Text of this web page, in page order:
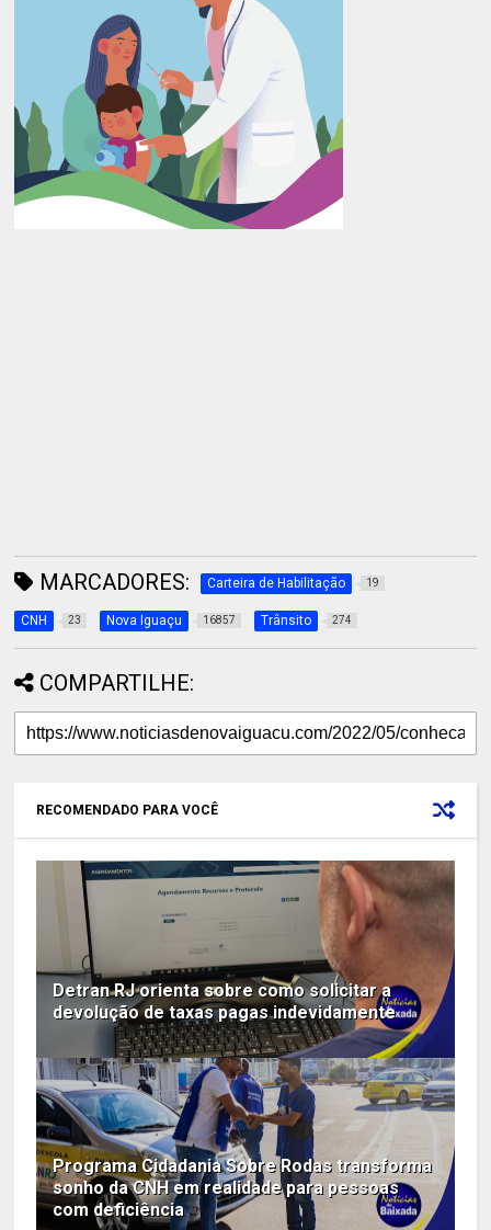
MARCADORES: Carteira de Habilitação 19
CNH 23 Nova Iguaçu 16857 Trânsito 274
COMPARTILHE:
RECOMENDADO PARA VOCÊ
Detran RJ orienta sobre como solicitar a
devolução de taxas pagas indevidamente
Programa Cidadania Sobre Rodas transforma
sonho da CNH em realidade para pessoas
com deficiência